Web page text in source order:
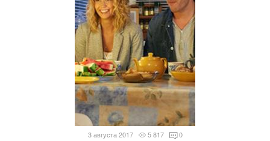
3 августа 2017 5 817 0